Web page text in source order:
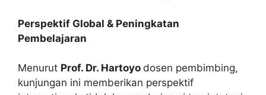
Perspektif Global & Peningkatan
Pembelajaran
Menurut Prof. Dr. Hartoyo dosen pembimbing,
kunjungan ini memberikan perspektif